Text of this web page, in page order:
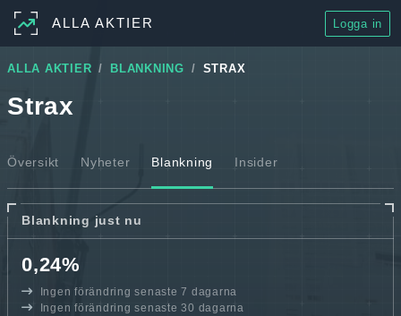
ALLA AKTIER Logga in
ALLA AKTIER BLANKNING STRAX
Strax
Översikt Nyheter Blankning Insider
Blankning just nu
0,24%
Ingen förändring senaste 7 dagarna
Ingen förändring senaste 30 dagarna